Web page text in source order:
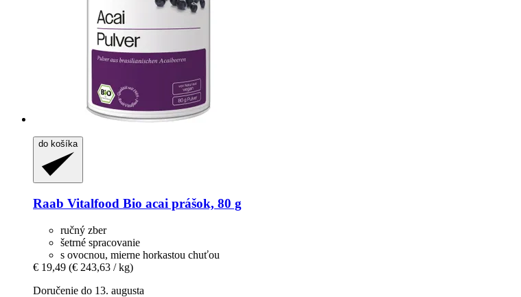
do košíka
Raab Vitalfood Bio acai prášok, 80 g
ručný zber
šetrné spracovanie
s ovocnou, mierne horkastou chuťou
€ 19,49 (€ 243,63 / kg)
Doručenie do 13. augusta